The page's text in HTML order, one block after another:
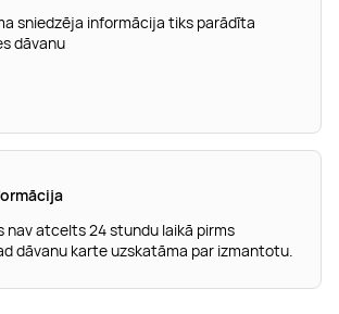
sniedzēja informācija tiks parādīta
dāvanu
nav atcelts 24 stundu laikā pirms
dāvanu karte uzskatāma par izmantotu.